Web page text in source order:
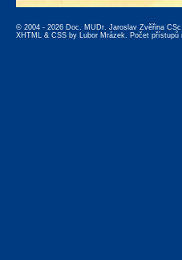
© 2004 - 2026 Doc. MUDr. Jaroslav Zvěřina
XHTML & CSS by Lubor Mrázek. Počet přístupů